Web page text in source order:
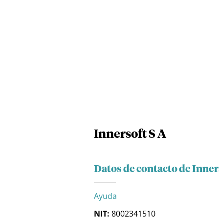
Innersoft S A
Datos de contacto de
Ayuda
NIT: 8002341510